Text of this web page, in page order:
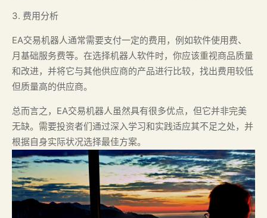
3. 费用分析
EA交易机器人通常需要支付一定的费用，例如软件使用费、
月基础服务费等。在选择机器人软件时，你应该重视商品质量
和改进，并将它与其他供应商的产品进行比较，找出费用较低
但质量高的供应商。
总而言之，EA交易机器人虽然具有很多优点，但它并非完美
无缺。需要投资者们通过深入学习和实践适应其不足之处，并
根据自身实际状况选择最佳方案。